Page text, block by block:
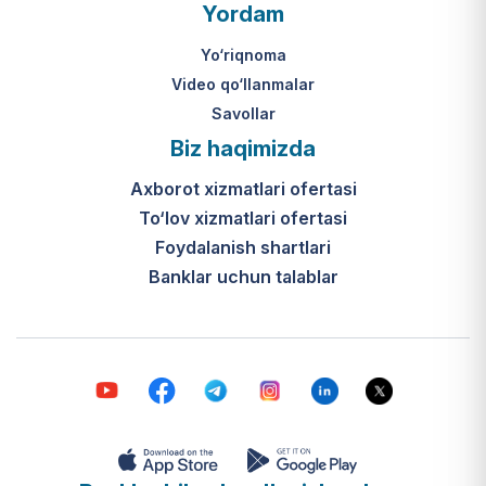
O‘zbekiston Respublikasi Vazirlar
316-son qarori hamda Prezidentning
PQ-410-son qarori.
Ijtimoiy qo‘llab-quvvatlash
markazlari (IQQM) o‘zi nima?
Bular ilgarigi “Saxovat” keksalar va
nogironligi bo‘lgan shaxslar uchun
internat uylari hamda Urush va
mehnat faxriylari pansionatining
Yordam
Yo‘riqnoma
Video qo‘llanmalar
Savollar
Biz haqimizda
Axborot xizmatlari ofertasi
To‘lov xizmatlari ofertasi
Foydalanish shartlari
Banklar uchun talablar